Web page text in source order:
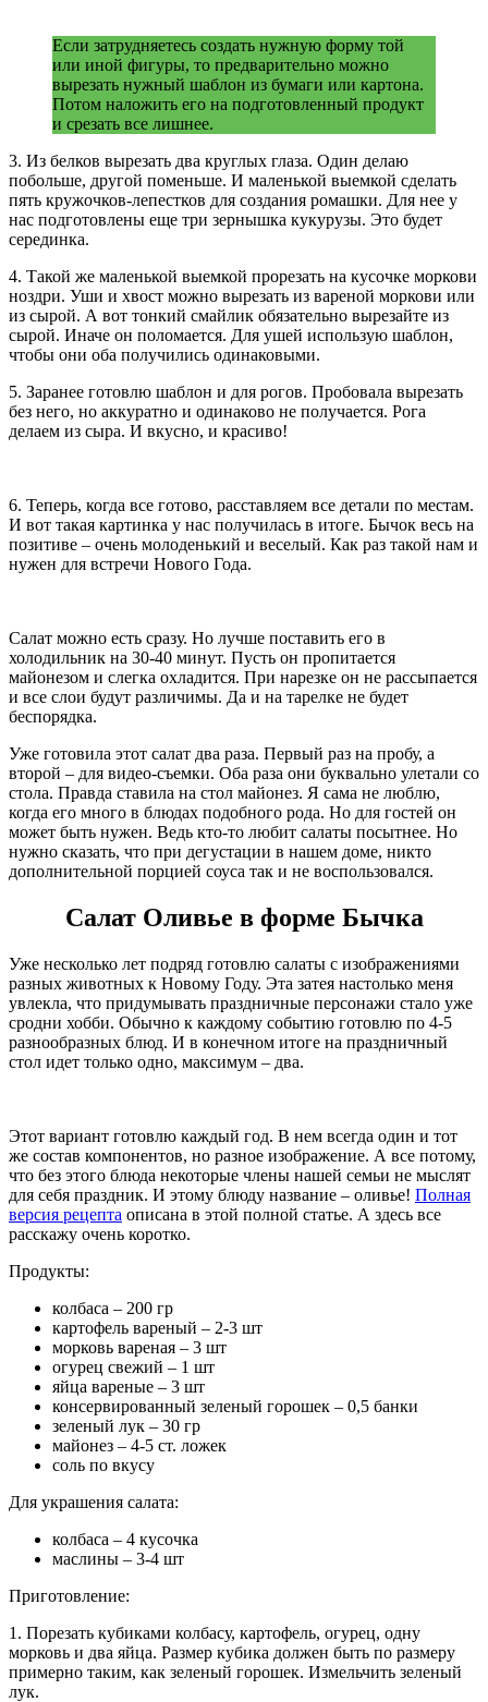
Если затрудняетесь создать нужную форму той
или иной фигуры, то предварительно можно
вырезать нужный шаблон из бумаги или картона.
Потом наложить его на подготовленный продукт
и срезать все лишнее.
3. Из белков вырезать два круглых глаза. Один делаю
побольше, другой поменьше. И маленькой выемкой сделать
пять кружочков-лепестков для создания ромашки. Для нее у
нас подготовлены еще три зернышка кукурузы. Это будет
серединка.
4. Такой же маленькой выемкой прорезать на кусочке моркови
ноздри. Уши и хвост можно вырезать из вареной моркови или
из сырой. А вот тонкий смайлик обязательно вырезайте из
сырой. Иначе он поломается. Для ушей использую шаблон,
чтобы они оба получились одинаковыми.
5. Заранее готовлю шаблон и для рогов. Пробовала вырезать
без него, но аккуратно и одинаково не получается. Рога
делаем из сыра. И вкусно, и красиво!
6. Теперь, когда все готово, расставляем все детали по местам.
И вот такая картинка у нас получилась в итоге. Бычок весь на
позитиве – очень молоденький и веселый. Как раз такой нам и
нужен для встречи Нового Года.
Салат можно есть сразу. Но лучше поставить его в
холодильник на 30-40 минут. Пусть он пропитается
майонезом и слегка охладится. При нарезке он не рассыпается
и все слои будут различимы. Да и на тарелке не будет
беспорядка.
Уже готовила этот салат два раза. Первый раз на пробу, а
второй – для видео-съемки. Оба раза они буквально улетали со
стола. Правда ставила на стол майонез. Я сама не люблю,
когда его много в блюдах подобного рода. Но для гостей он
может быть нужен. Ведь кто-то любит салаты посытнее. Но
нужно сказать, что при дегустации в нашем доме, никто
дополнительной порцией соуса так и не воспользовался.
Салат Оливье в форме Бычка
Уже несколько лет подряд готовлю салаты с изображениями
разных животных к Новому Году. Эта затея настолько меня
увлекла, что придумывать праздничные персонажи стало уже
сродни хобби. Обычно к каждому событию готовлю по 4-5
разнообразных блюд. И в конечном итоге на праздничный
стол идет только одно, максимум – два.
Этот вариант готовлю каждый год. В нем всегда один и тот
же состав компонентов, но разное изображение. А все потому,
что без этого блюда некоторые члены нашей семьи не мыслят
для себя праздник. И этому блюду название – оливье! Полная
версия рецепта описана в этой полной статье. А здесь все
расскажу очень коротко.
Продукты:
колбаса – 200 гр
картофель вареный – 2-3 шт
морковь вареная – 3 шт
огурец свежий – 1 шт
яйца вареные – 3 шт
консервированный зеленый горошек – 0,5 банки
зеленый лук – 30 гр
майонез – 4-5 ст. ложек
соль по вкусу
Для украшения салата:
колбаса – 4 кусочка
маслины – 3-4 шт
Приготовление:
1. Порезать кубиками колбасу, картофель, огурец, одну
морковь и два яйца. Размер кубика должен быть по размеру
примерно таким, как зеленый горошек. Измельчить зеленый
лук.